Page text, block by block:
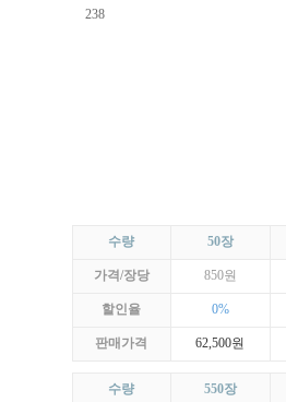
238
수량 50장
가격/장당 850원
할인율 0%
판매가격 62,500원
수량 550장